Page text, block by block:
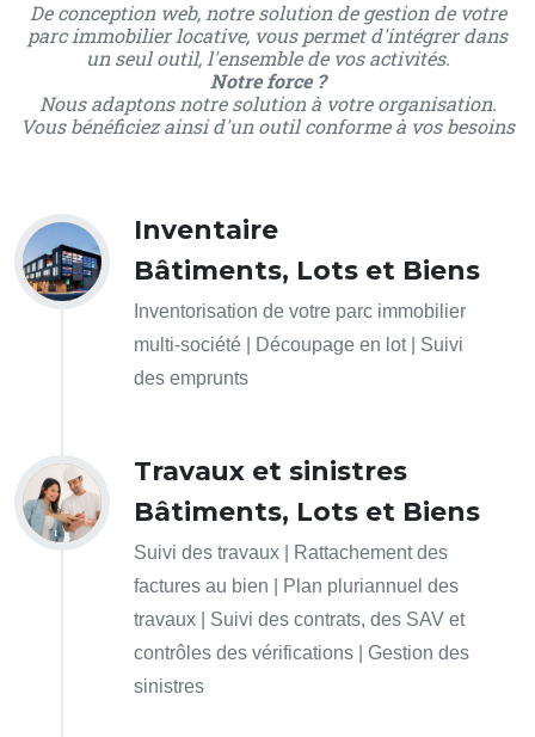
De conception web, notre solution de gestion de votre
parc immobilier locative, vous permet d'intégrer dans
un seul outil, l'ensemble de vos activités.
Notre force ?
Nous adaptons notre solution à votre organisation.
Vous bénéficiez ainsi d'un outil conforme à vos besoins
Inventaire
Bâtiments, Lots et Biens
Inventorisation de votre parc immobilier
multi-société | Découpage en lot | Suivi
des emprunts
Travaux et sinistres
Bâtiments, Lots et Biens
Suivi des travaux | Rattachement des
factures au bien | Plan pluriannuel des
travaux | Suivi des contrats, des SAV et
contrôles des vérifications | Gestion des
sinistres